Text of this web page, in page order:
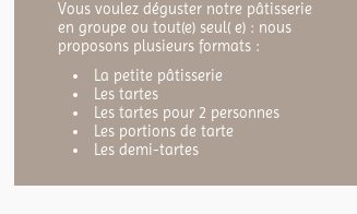
Vous voulez déguster notre pâtisserie
en groupe ou tout(e) seul( e) : nous
proposons plusieurs formats :
La petite pâtisserie
Les tartes
Les tartes pour 2 personnes
Les portions de tarte
Les demi-tartes